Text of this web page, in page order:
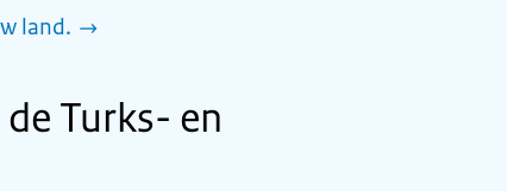
land.
Turks- en